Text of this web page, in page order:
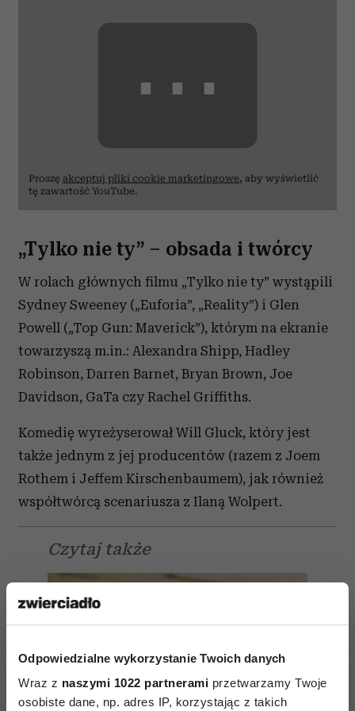
Odpowiedzialne wykorzystanie Twoich danych
Wraz z naszymi 1022 partnerami przetwarzamy Twoje
osobiste dane, np. adres IP, korzystając z takich
⋯
Proszę akceptuj pliki cookie marketingowe, aby wyświetlić
tę zawartość YouTube.
„Tylko nie ty” – obsada i twórcy
W rolach głównych filmu „Tylko nie ty” wystąpili
Sydney Sweeney („Euforia”, „Reality”) i Glen
Powell („Top Gun: Maverick”), którym na ekranie
towarzyszą m.in.: Alexandra Shipp, Hadley
Robinson, Darren Barnet, Bryan Brown, Joe
Davidson, GaTa czy Rachel Griffiths.
Komedię wyreżyserował Will Gluck, który jest
także jednym z jej producentów (razem z Joem
Rothem i Jeffem Kirschenbaumem), jak również
współtwórcą scenariusza z Ilaną Wolpert.
Czytaj także